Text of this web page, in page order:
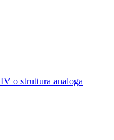
o struttura analoga